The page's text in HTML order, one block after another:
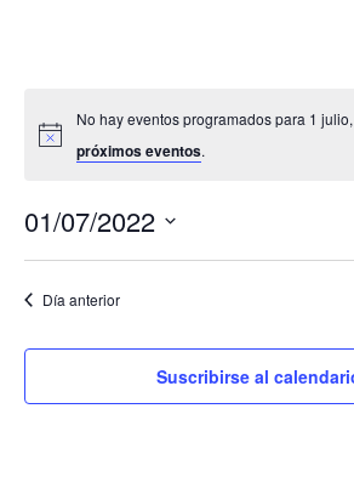
No hay eventos programados para 1
próximos eventos.
01/07/2022
Día anterior
Suscribirse al